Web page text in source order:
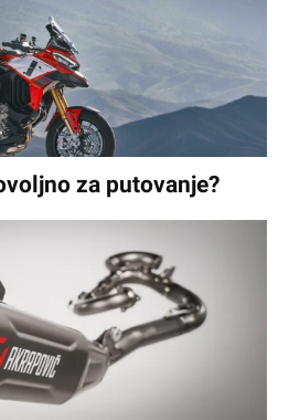
za putovanje?